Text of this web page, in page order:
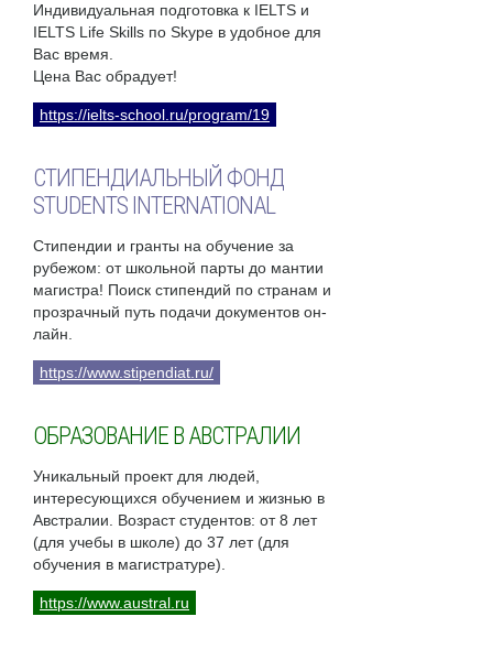
Индивидуальная подготовка к IELTS и
IELTS Life Skills по Skype в удобное для
Вас время.
Цена Вас обрадует!
https://ielts-school.ru/program/19
СТИПЕНДИАЛЬНЫЙ ФОНД
STUDENTS INTERNATIONAL
Стипендии и гранты на обучение за
рубежом: от школьной парты до мантии
магистра! Поиск стипендий по странам и
прозрачный путь подачи документов он-
лайн.
https://www.stipendiat.ru/
ОБРАЗОВАНИЕ В АВСТРАЛИИ
Уникальный проект для людей,
интересующихся обучением и жизнью в
Австралии. Возраст студентов: от 8 лет
(для учебы в школе) до 37 лет (для
обучения в магистратуре).
https://www.austral.ru